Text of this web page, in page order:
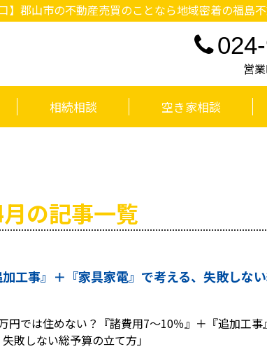
郡山市の不動産売買のことなら地域密着の福島
営
相続相談 空き家相談
の記事一覧
加工事』＋『家具家電』で考える、失敗しな
円では住めない？『諸費用7〜10％』＋『追加工事
敗しない総予算の立て方」